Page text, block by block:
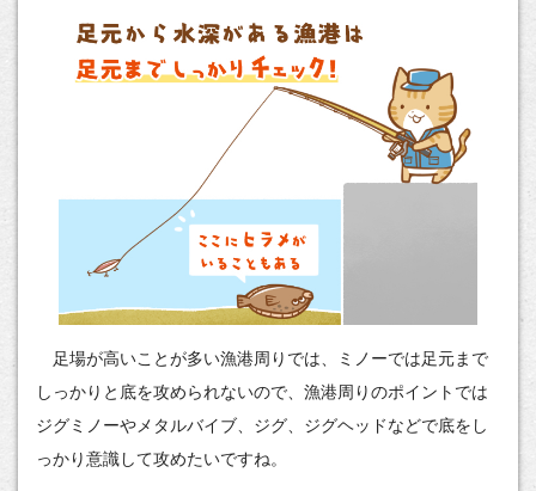
足場が高いことが多い漁港周りでは、ミノーでは足元まで
しっかりと底を攻められないので、漁港周りのポイントでは
ジグミノーやメタルバイブ、ジグ、ジグヘッドなどで底をし
っかり意識して攻めたいですね。